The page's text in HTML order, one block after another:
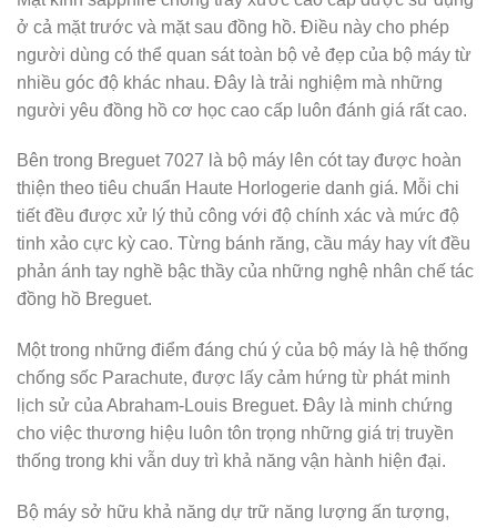
ở cả mặt trước và mặt sau đồng hồ. Điều này cho phép
người dùng có thể quan sát toàn bộ vẻ đẹp của bộ máy từ
nhiều góc độ khác nhau. Đây là trải nghiệm mà những
người yêu đồng hồ cơ học cao cấp luôn đánh giá rất cao.
Bên trong Breguet 7027 là bộ máy lên cót tay được hoàn
thiện theo tiêu chuẩn Haute Horlogerie danh giá. Mỗi chi
tiết đều được xử lý thủ công với độ chính xác và mức độ
tinh xảo cực kỳ cao. Từng bánh răng, cầu máy hay vít đều
phản ánh tay nghề bậc thầy của những nghệ nhân chế tác
đồng hồ Breguet.
Một trong những điểm đáng chú ý của bộ máy là hệ thống
chống sốc Parachute, được lấy cảm hứng từ phát minh
lịch sử của Abraham-Louis Breguet. Đây là minh chứng
cho việc thương hiệu luôn tôn trọng những giá trị truyền
thống trong khi vẫn duy trì khả năng vận hành hiện đại.
Bộ máy sở hữu khả năng dự trữ năng lượng ấn tượng,